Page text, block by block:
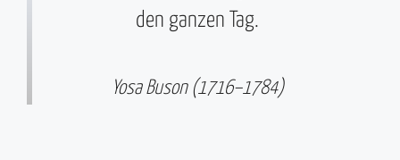
den ganzen Tag.
Yosa Buson (1716–1784)